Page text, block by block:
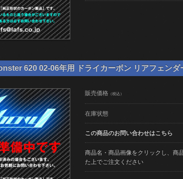
620 02-06年用 ドライカーボン リアフェンダ
販売価格 （税込）
在庫状態
この商品のお問い合わせはこちら
商品名・商品画像をクリックし、商
た上でご注文ください